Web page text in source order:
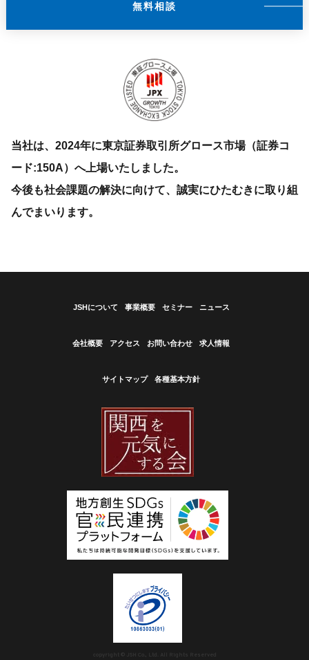
無料相談
当社は、2024年に東京証券取引所グロース市場（証券コ
ード:150A）へ上場いたしました。
今後も社会課題の解決に向けて、誠実にひたむきに取り組
んでまいります。
JSHについて 事業概要 セミナー ニュース
会社概要 アクセス お問い合わせ 求人情報
サイトマップ 各種基本方針
copyright © JSH Co., Ltd. All Rights Reserved